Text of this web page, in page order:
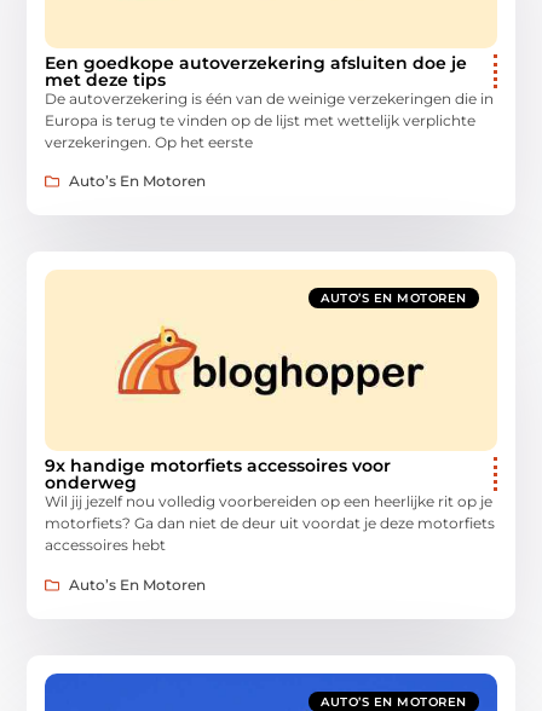
Een goedkope autoverzekering afsluiten doe je
met deze tips
De autoverzekering is één van de weinige verzekeringen die in
Europa is terug te vinden op de lijst met wettelijk verplichte
verzekeringen. Op het eerste
Auto’s En Motoren
AUTO’S EN MOTOREN
9x handige motorfiets accessoires voor
onderweg
Wil jij jezelf nou volledig voorbereiden op een heerlijke rit op je
motorfiets? Ga dan niet de deur uit voordat je deze motorfiets
accessoires hebt
Auto’s En Motoren
AUTO’S EN MOTOREN